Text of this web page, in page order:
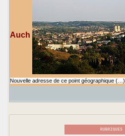
Auch
Nouvelle adresse de ce point géographique (…)
RUBRIQUES